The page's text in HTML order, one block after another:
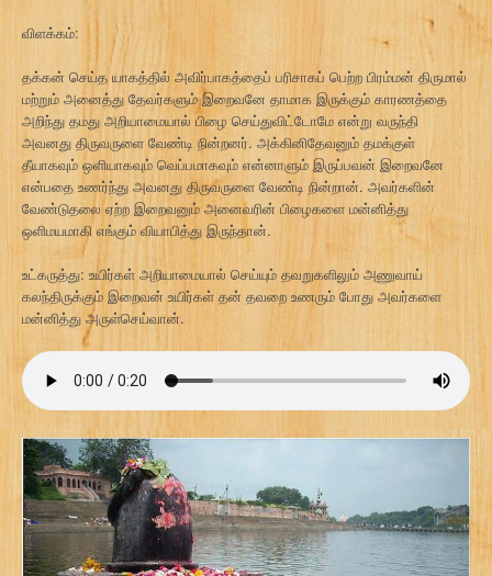
விளக்கம்:
தக்கன் செய்த யாகத்தில் அவிர்பாகத்தைப் பரிசாகப் பெற்ற பிரம்மன் திருமால்
மற்றும் அனைத்து தேவர்களும் இறைவனே தாமாக இருக்கும் காரணத்தை
அறிந்து தமது அறியாமையால் பிழை செய்துவிட்டோமே என்று வருந்தி
அவனது திருவருளை வேண்டி நின்றனர். அக்கினிதேவனும் தமக்குள்
தீயாகவும் ஒளியாகவும் வெப்பமாகவும் என்னாளும் இருப்பவன் இறைவனே
என்பதை உணர்ந்து அவனது திருவருளை வேண்டி நின்றான். அவர்களின்
வேண்டுதலை ஏற்ற இறைவனும் அனைவரின் பிழைகளை மன்னித்து
ஒளிமயமாகி எங்கும் வியாபித்து இருந்தான்.
உட்கருத்து: உயிர்கள் அறியாமையால் செய்யும் தவறுகளிலும் அணுவாய்
கலந்திருக்கும் இறைவன் உயிர்கள் தன் தவறை உணரும் போது அவர்களை
மன்னித்து அருள்செய்வான்.